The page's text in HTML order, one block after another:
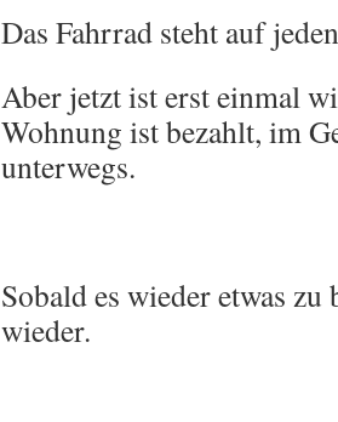
Das Fahrrad steht auf
Aber jetzt ist erst einmal
Wohnung ist bezahlt, im
unterwegs.
Sobald es wieder etwas
wieder.